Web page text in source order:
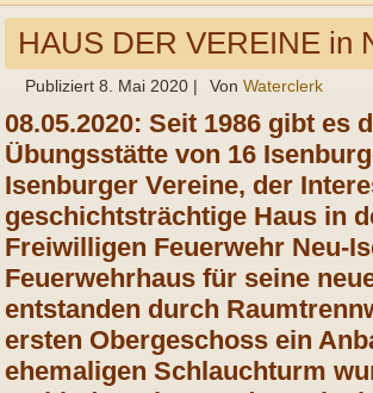
HAUS DER VEREINE in
Publiziert 8. Mai 2020 | Von Waterclerk
08.05.2020: Seit 1986 gibt es
Übungsstätte von 16
Isenburger Vereine, der
geschichtsträchtige Haus in
Freiwilligen Feuerwehr Neu-
Feuerwehrhaus für seine
entstanden durch
ersten Obergeschoss ein
ehemaligen Schlauchturm